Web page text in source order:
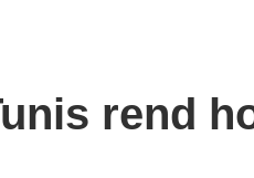
rend